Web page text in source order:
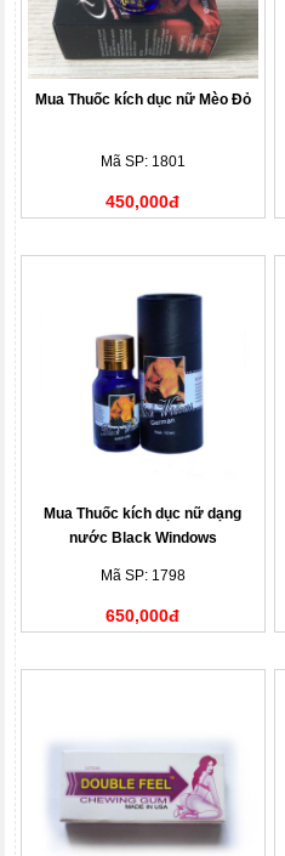
Mua Thuốc kích dục nữ Mèo Đỏ
Mã SP: 1801
450,000đ
Mua Thuốc kích dục nữ dạng
nước Black Windows
Mã SP: 1798
650,000đ